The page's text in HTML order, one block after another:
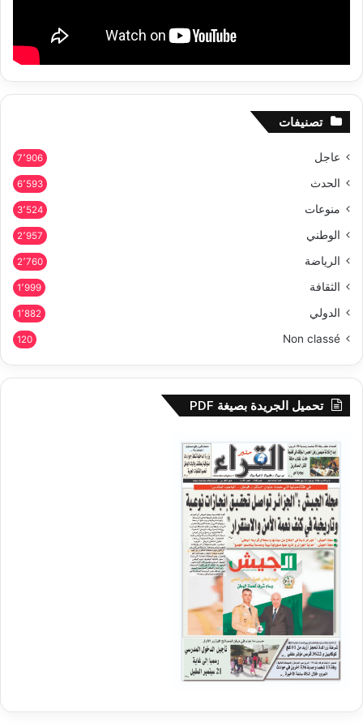
تصنيفات
عاجل 7٬906
الحدث 6٬593
منوعات 3٬524
الوطني 2٬957
الرياضة 2٬760
الثقافة 1٬999
الدولي 1٬882
Non classé
120
تحميل الجريدة بصيغة PDF